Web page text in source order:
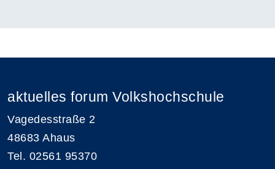
aktuelles forum Volkshochschule
Vagedesstraße 2
48683 Ahaus
Tel. 02561 95370